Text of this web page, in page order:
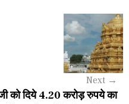
Next →
को दिये 4.20 करोड़ रुपये का